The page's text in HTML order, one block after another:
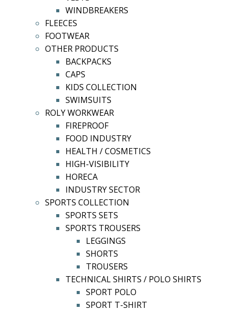
WINDBREAKERS
FLEECES
FOOTWEAR
OTHER PRODUCTS
BACKPACKS
CAPS
KIDS COLLECTION
SWIMSUITS
ROLY WORKWEAR
FIREPROOF
FOOD INDUSTRY
HEALTH / COSMETICS
HIGH-VISIBILITY
HORECA
INDUSTRY SECTOR
SPORTS COLLECTION
SPORTS SETS
SPORTS TROUSERS
LEGGINGS
SHORTS
TROUSERS
TECHNICAL SHIRTS / POLO SHIRTS
SPORT POLO
SPORT T-SHIRT